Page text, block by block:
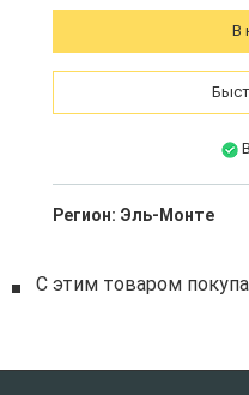
В
Регион: Эль-Монте
С этим товаром